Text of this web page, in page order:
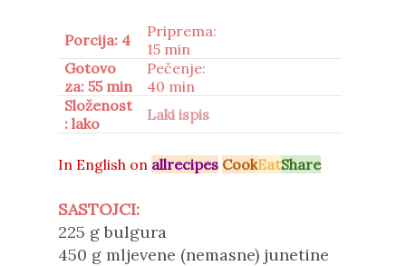
Porcija: 4
Priprema:
15 min
Gotovo
za: 55 min
Pečenje:
40 min
Složenost
: lako
Laki ispis
In English on allrecipes CookEatShare
SASTOJCI:
225 gbulgura
450 g mljevene (nemasne) junetine